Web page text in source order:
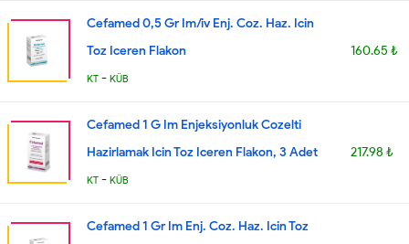
Cefamed 0,5 Gr Im/iv Enj. Coz. Haz. Icin
Toz Iceren Flakon
KT - KÜB
160.65 ₺
Cefamed 1 G Im Enjeksiyonluk Cozelti
Hazirlamak Icin Toz Iceren Flakon, 3 Adet
KT - KÜB
217.98 ₺
Cefamed 1 Gr Im Enj. Coz. Haz. Icin Toz